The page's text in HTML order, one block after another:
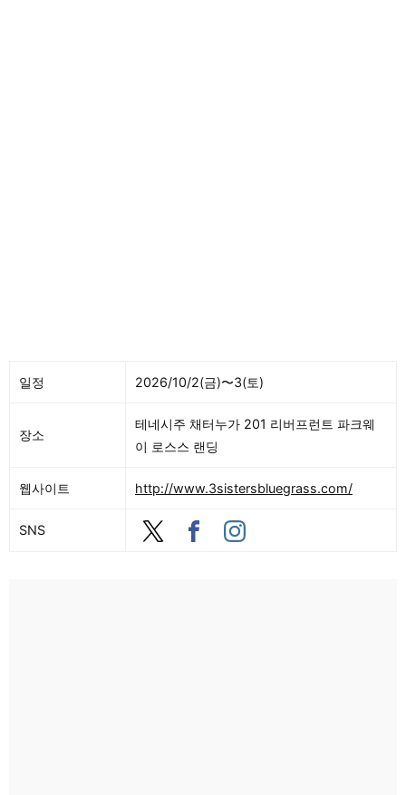
일정 2026/10/2(금)〜3(토)
장소
테네시주 채터누가 201 리버프런트 파크웨
이 로스스 랜딩
웹사이트 http://www.3sistersbluegrass.com/
SNS